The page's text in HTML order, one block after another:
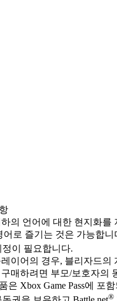
의 언어에 대한 현지화를
어로 즐기는 것은 가능합니
정이 필요합니다.
이어의 경우, 블리자드의
매하려면 부모/보호자의
은 Xbox Game Pass에 포
®